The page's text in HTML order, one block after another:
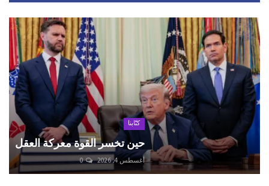
كتّابنا
حين تخسر القوة معركة العقل
أغسطس 4, 2026 0